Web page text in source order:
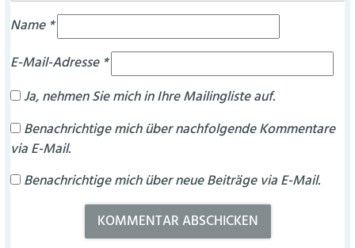
Name *
E-Mail-Adresse *
Ja, nehmen Sie mich in Ihre Mailingliste auf.
Benachrichtige mich über nachfolgende Kommentare
via E-Mail.
Benachrichtige mich über neue Beiträge via E-Mail.